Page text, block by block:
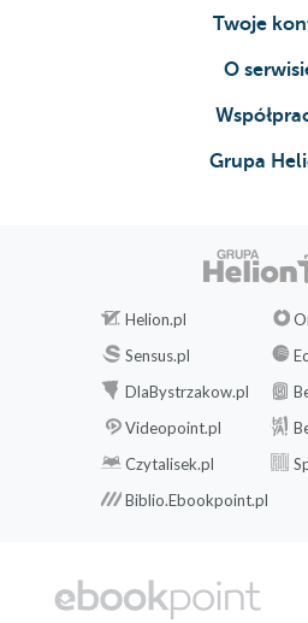
Twoje
O
Grupa
Helion.pl
Sensus.pl
DlaBystrzakow.pl
Videopoint.pl
Czytalisek.pl
Biblio.Ebookpoint.pl